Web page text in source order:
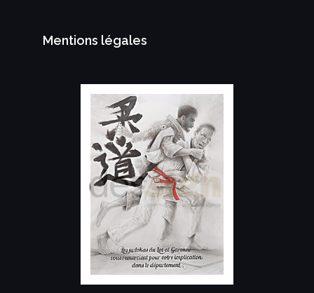
Mentions légales